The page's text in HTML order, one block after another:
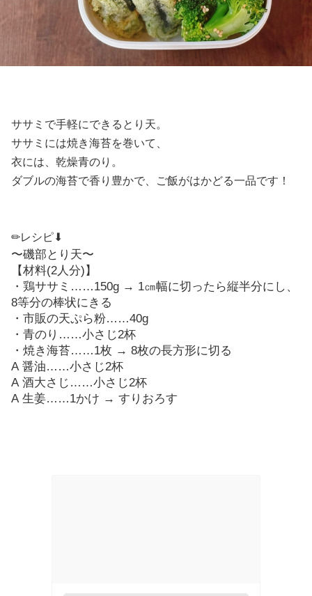
ササミで手軽にできるとり天。
ササミには焼き海苔を巻いて、
衣には、乾燥青のり。
ダブルの海苔で香り豊かで、ご飯がはかどる一品です！
✏︎レシピ⬇︎
〜磯部とり天〜
【材料(2人分) 】
・鶏ササミ ……150g → 1㎝幅に切ったら縦半分にし、
8等分の棒状にきる
・市販の天ぷら粉……40g
・青のり ……小さじ2杯
・焼き海苔……1枚 → 8枚の長方形に切る
A 醤油……小さじ2杯
A 酒大さじ ……小さじ2杯
A 生姜……1かけ → すりおろす